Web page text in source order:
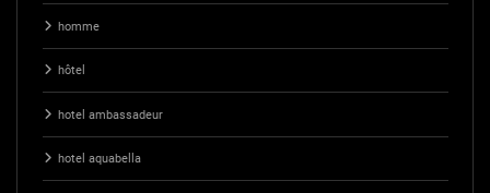
homme
hôtel
hotel ambassadeur
hotel aquabella